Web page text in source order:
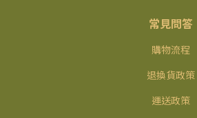
常見問答
購物流程
退換貨政策
運送政策